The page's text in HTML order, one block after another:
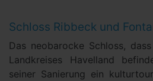
Schloss Ribbeck und
Das neobarocke Schloss,
Landkreises Havelland
seiner Sanierung ein